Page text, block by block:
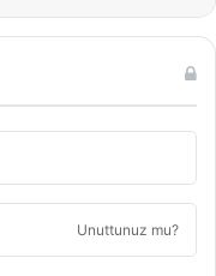
Unuttunuz mu?